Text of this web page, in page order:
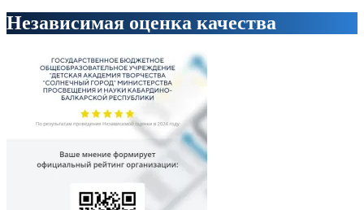
Независимая оценка качества